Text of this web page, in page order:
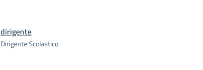
dirigente
Dirigente Scolastico